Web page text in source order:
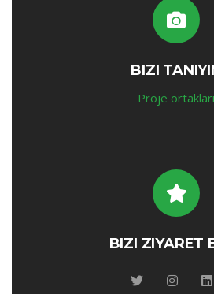
BIZI
Proje ortakları
BIZI ZIYARET